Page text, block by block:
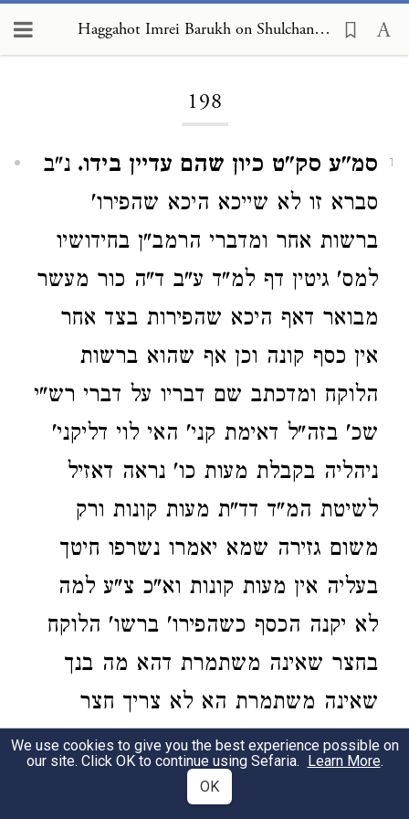
Haggahot Imrei Barukh on Shulchan Arukh, Choshen Mishpat 198
198
1 סמ"ע סק"ט כיון שהם עדיין בידו. נ"ב
סברא זו לא שייכא היכא שהפירו'
ברשות אחר ומדברי הרמב"ן בחידושיו
למס' גיטין דף למ"ד ע"ב ד"ה כור מעשר
מבואר דאף היכא שהפירות בצד אחר
אין כסף קונה וכן אף שהוא ברשות
הלוקח ומדכתב שם דבריו על דברי רש"י
שכ' בזה"ל דאימת קני' האי לוי דליקני'
ניהליה בקבלת מעות כו' נראה דאזיל
לשיטת המ"ד דד"ת מעות קונות ורק
משום גזירה שמא יאמרו נשרפו חיטך
בעליה אין מעות קונות וא"כ צ"ע למה
לא יקנה הכסף כשהפירו' ברשו' הלוקח
בחצר שאינה משתמרת דהא מה בנך
שאינה משתמרת הא לא צריך חצר
בכסף לחוד קונה היכא דלא שייך שיאמר
נשרפו חיטך בעליה ויעוין בתו' הר"י
We use cookies to give you the best experience possible on
our site. Click OK to continue using Sefaria. Learn More.
OK